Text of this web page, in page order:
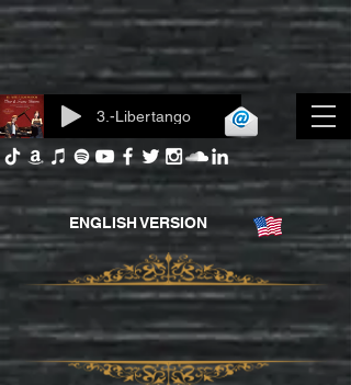
Iniciar sesión
3.-Libertango
ENGLISH VERSION